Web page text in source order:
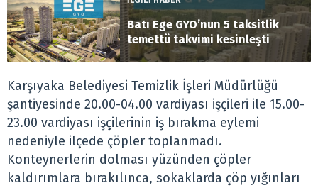
Batı Ege GYO’nun 5 taksitlik
temettü takvimi kesinleşti
Karşıyaka Belediyesi Temizlik İşleri Müdürlüğü
şantiyesinde 20.00-04.00 vardiyası işçileri ile 15.00-
23.00 vardiyası işçilerinin iş bırakma eylemi
nedeniyle ilçede çöpler toplanmadı.
Konteynerlerin dolması yüzünden çöpler
kaldırımlara bırakılınca, sokaklarda çöp yığınları